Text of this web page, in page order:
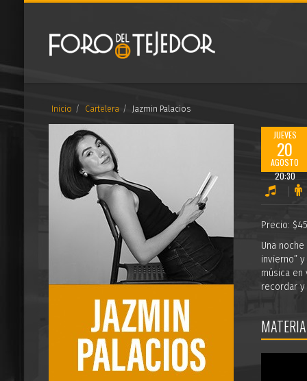
Inicio Cartelera Jazmin Palacios
JUEVES
20
AGOSTO
20:30
Precio:
Una
invierno”
música en
recordar